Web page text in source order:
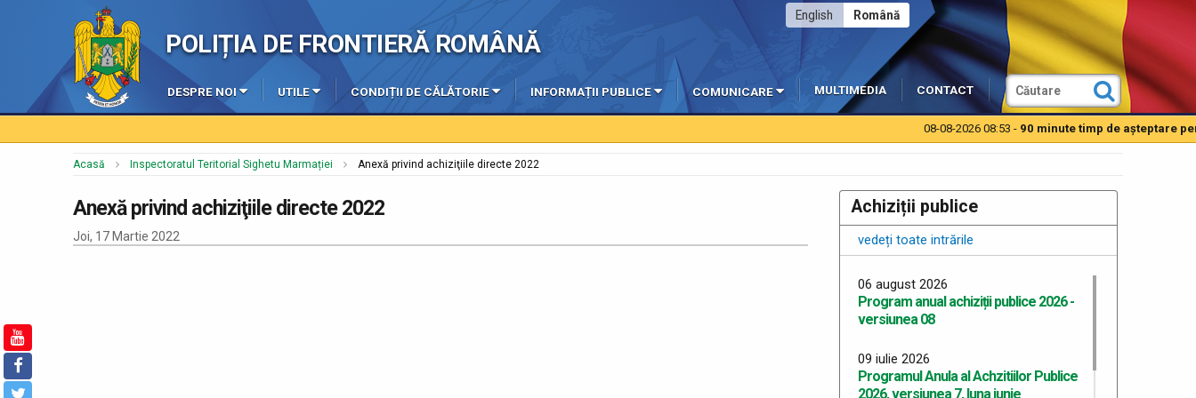
POLIȚIA DE FRONTIERĂ ROMÂNĂ
Română
English
DESPRE NOI UTILE CONDIȚII DE CĂLĂTORIE INFORMAȚII PUBLICE COMUNICARE MULTIMEDIA CONTACT
08-08-2026 08:53 -90 minute timp de aşteptare
Acasă Inspectoratul Teritorial Sighetu Marmației Anexă privind achiziţiile directe 2022
Anexă privind achiziţiile directe 2022
Joi, 17 Martie 2022
Achiziții publice
vedeți toate intrările
06 august 2026
Program anual achiziții publice 2026 -
versiunea 08
09 iulie 2026
Programul Anula al Achzitiilor Publice
2026, versiunea 7, luna iunie